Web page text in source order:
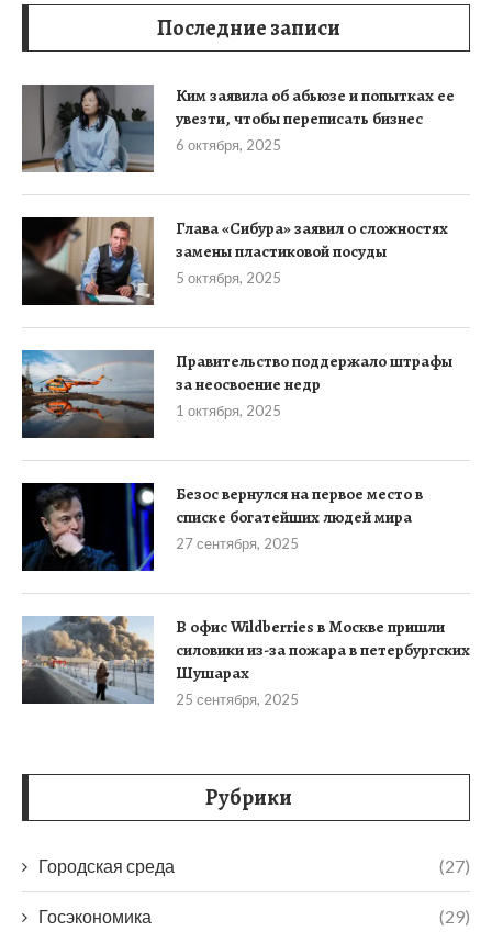
Последние записи
Ким заявила об абьюзе и попытках ее
увезти, чтобы переписать бизнес
6 октября, 2025
Глава «Сибура» заявил о сложностях
замены пластиковой посуды
5 октября, 2025
Правительство поддержало штрафы
за неосвоение недр
1 октября, 2025
Безос вернулся на первое место в
списке богатейших людей мира
27 сентября, 2025
В офис Wildberries в Москве пришли
силовики из-за пожара в петербургских
Шушарах
25 сентября, 2025
Рубрики
Городская среда (27)
Госэкономика (29)